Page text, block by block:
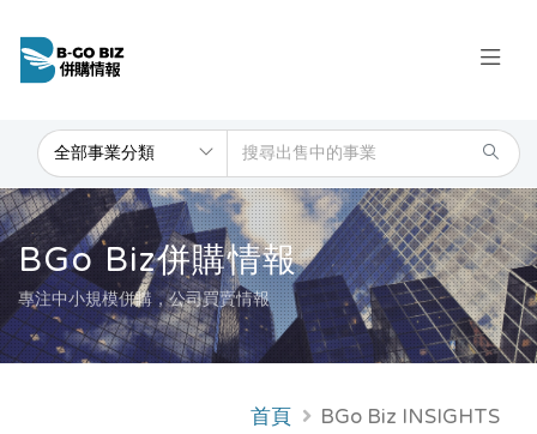
BGo Biz併購情報
專注中小規模併購，公司買賣情報
首頁 BGo Biz INSIGHTS